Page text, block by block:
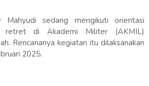
sedang mengikuti orientasi
retret di Akademi Militer (AKMIL)
Rencananya kegiatan itu dilaksanakan
2025.